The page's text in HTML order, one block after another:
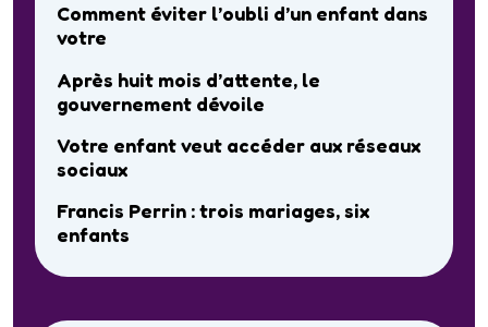
Comment éviter l’oubli d’un enfant dans
votre
Après huit mois d’attente, le
gouvernement dévoile
Votre enfant veut accéder aux réseaux
sociaux
Francis Perrin : trois mariages, six
enfants